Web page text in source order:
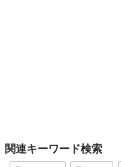
関連キーワード検索